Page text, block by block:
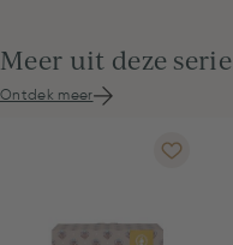
Meer uit deze serie
Ontdek meer